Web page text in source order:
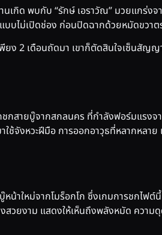
เกิด พบกับ “รักษ์ เอราวัณ” มวยแกร่ง
บไม่เปิดช่อง ก่อนปิดฉากด้วยหมัดขวา
ยง 2 เดือนถัดมา เขาก็ตัดสินใจเซ็นสั
สายบู๊จากสกลนคร ที่กำลังฟอร์มแรงจ
จังหวะฝีมือ การออกอาวุธที่หลากหลา
าใหม่จากโมร็อกโก ซึ่งเกมการชกไฟ
สวยงาม แสดงให้เห็นถึงพลังหมัด ควา